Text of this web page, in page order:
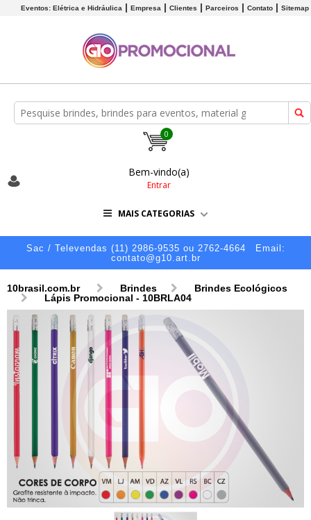
Eventos: Elétrica e Hidráulica Empresa Clientes Parceiros Contato Sitemap
0
Bem-vindo(a)
Entrar
MAIS CATEGORIAS
Sac / Televendas (11) 2986-9535 ou 2762-4664
Email:
contato@g10.art.br
10brasil.com.br Brindes
Brindes Ecológicos
Lápis Promocional - 10BRLA04